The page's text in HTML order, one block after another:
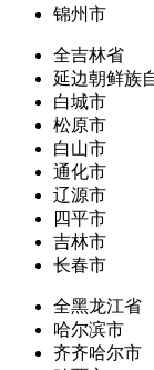
锦州市
全吉林省
延边朝鲜族
白城市
松原市
白山市
通化市
辽源市
四平市
吉林市
长春市
全黑龙江省
哈尔滨市
齐齐哈尔市